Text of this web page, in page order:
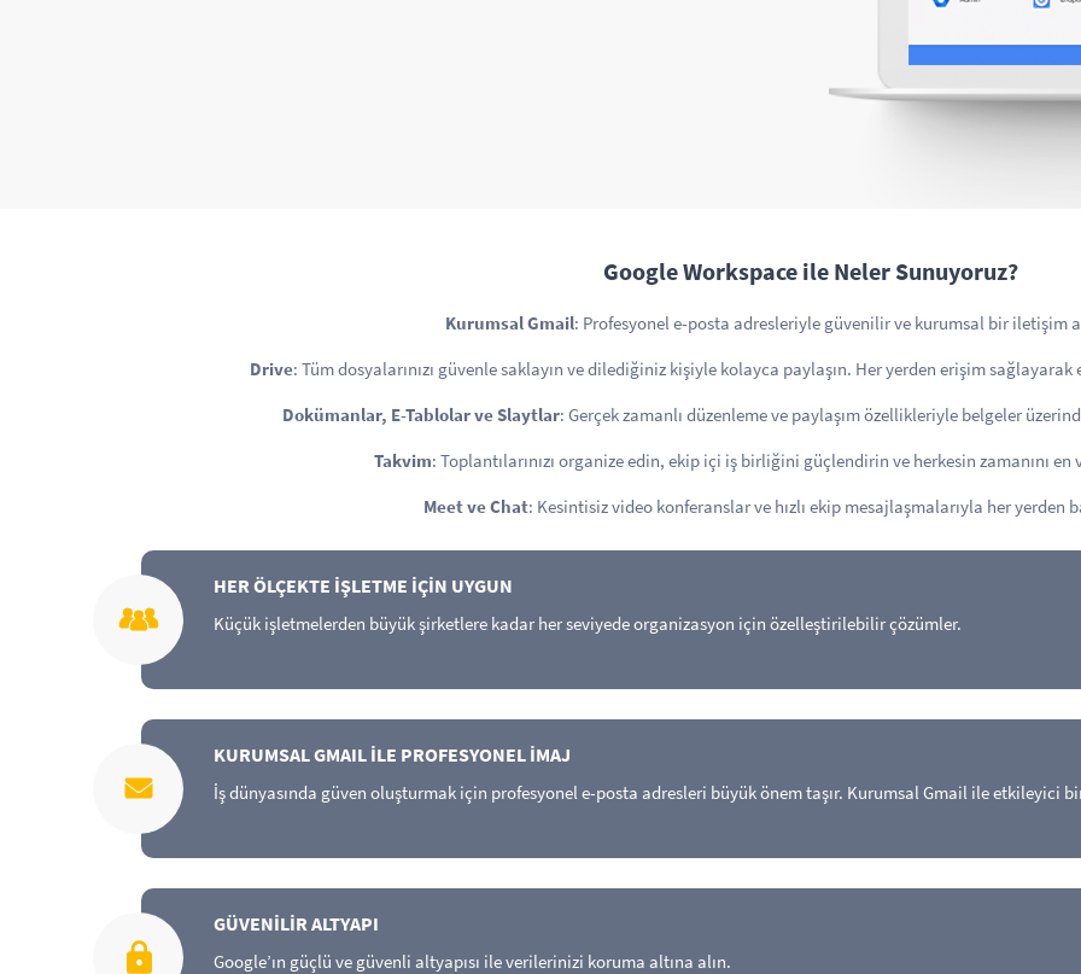
Google Workspace ile Neler Sunuyoruz?
Kurumsal Gmail: Profesyonel e-posta adresleriyle güvenilir ve kurumsal bir iletişim
Drive: Tüm dosyalarınızı güvenle saklayın ve dilediğiniz kişiyle kolayca paylaşın. Her yerden erişim sağlayarak
Dokümanlar, E-Tablolar ve Slaytlar: Gerçek zamanlı düzenleme ve paylaşım özellikleriyle belgeler
Takvim: Toplantılarınızı organize edin, ekip içi iş birliğini güçlendirin ve herkesin zamanını
Meet ve Chat: Kesintisiz video konferanslar ve hızlı ekip mesajlaşmalarıyla her yerden
HER ÖLÇEKTE İŞLETME İÇİN UYGUN
Küçük işletmelerden büyük şirketlere kadar her seviyede organizasyon için özelleştirilebilir çözümler.
KURUMSAL GMAIL İLE PROFESYONEL İMAJ
İş dünyasında güven oluşturmak için profesyonel e-posta adresleri büyük önem taşır. Kurumsal Gmail ile etkileyici
GÜVENİLİR ALTYAPI
Google’ın güçlü ve güvenli altyapısı ile verilerinizi koruma altına alın.